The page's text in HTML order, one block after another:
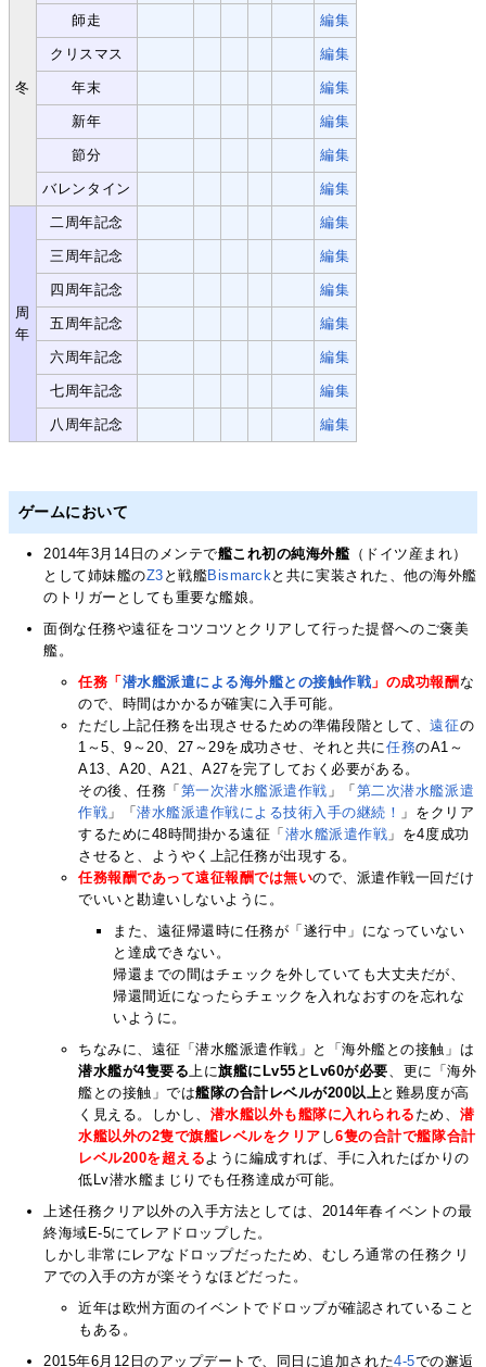
冬
師走 編集
クリスマス 編集
年末 編集
新年 編集
節分 編集
バレンタイン 編集
周
年
二周年記念 編集
三周年記念 編集
四周年記念 編集
五周年記念 編集
六周年記念 編集
七周年記念 編集
八周年記念 編集
ゲームにおいて
2014年3月14日のメンテで艦これ初の純海外艦（ドイツ産まれ）
として姉妹艦のZ3 と戦艦Bismarck と共に実装された、他の海外艦
のトリガーとしても重要な艦娘。
面倒な任務や遠征をコツコツとクリアして行った提督へのご褒美
艦。
任務「 潜水艦派遣による海外艦との接触作戦 」の成功報酬な
ので、時間はかかるが確実に入手可能。
ただし上記任務を出現させるための準備段階として、遠征の
1～5、9～20、27～29を成功させ、それと共に任務のA1～
A13、A20、A21、A27を完了しておく必要がある。
その後、任務「 第一次潜水艦派遣作戦 」「 第二次潜水艦派遣
作戦 」「潜水艦派遣作戦による技術入手の継続！ 」をクリア
するために48時間掛かる遠征「 潜水艦派遣作戦 」を4度成功
させると、ようやく上記任務が出現する。
任務報酬であって遠征報酬では無いので、派遣作戦一回だけ
でいいと勘違いしないように。
また、遠征帰還時に任務が「遂行中」になっていない
と達成できない。
帰還までの間はチェックを外していても大丈夫だが、
帰還間近になったらチェックを入れなおすのを忘れな
いように。
ちなみに、遠征「潜水艦派遣作戦」と「海外艦との接触」は
潜水艦が4隻要る上に旗艦にLv55とLv60が必要、更に「海外
艦との接触」では艦隊の合計レベルが200以上と難易度が高
く見える。しかし、 潜水艦以外も艦隊に入れられる ため、 潜
水艦以外の2隻で旗艦レベルをクリア し6隻の合計で艦隊合計
レベル200を超えるように編成すれば、手に入れたばかりの
低Lv潜水艦まじりでも任務達成が可能。
上述任務クリア以外の入手方法としては、2014年春イベントの最
終海域E-5にてレアドロップした。
しかし非常にレアなドロップだったため、むしろ通常の任務クリ
アでの入手の方が楽そうなほどだった。
近年は欧州方面のイベントでドロップが確認されていること
もある。
2015年6月12日のアップデートで、同日に追加された4-5での邂逅